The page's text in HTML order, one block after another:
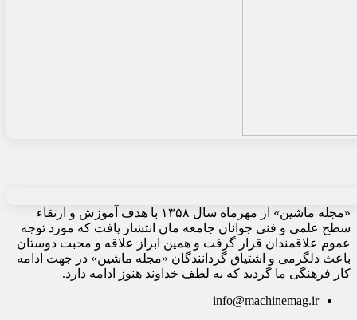
«مجله ماشین» از مهرماه سال ۱۳۵۸ با هدف آموزش و ارتقاء
سطح علمی و فنی جوانان جامعه مان انتشار یافت که مورد توجه
عموم علاقمندان قرار گرفت و همین ابراز علاقه و محبت دوستان
باعث دلگرمی و اشتیاق گردانندگان «مجله ماشین» در جهت ادامه
کار فرهنگی ما گردید که به لطف خداوند هنوز ادامه دارد.
info@machinemag.ir